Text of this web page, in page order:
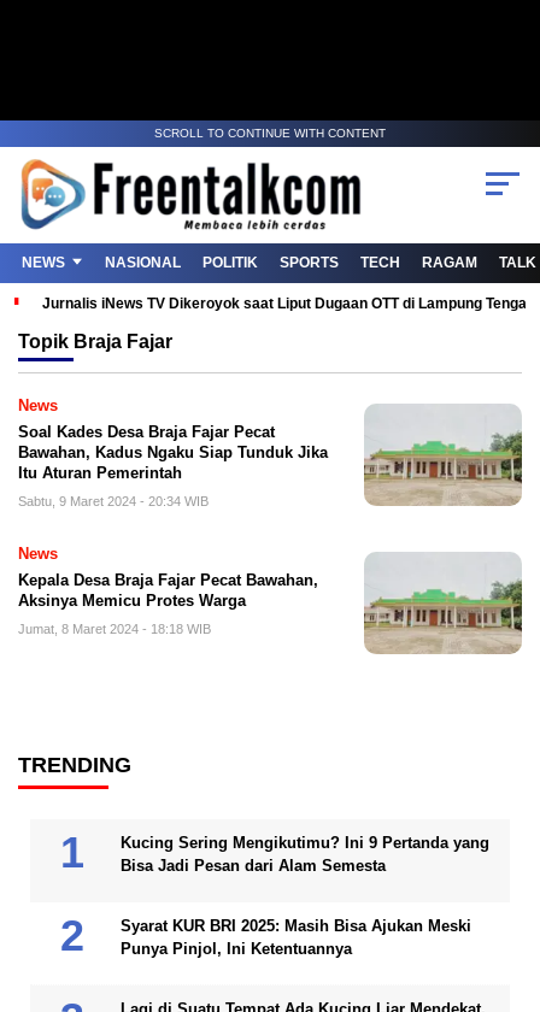
SCROLL TO CONTINUE WITH CONTENT
NEWS NASIONAL POLITIK SPORTS TECH RAGAM TALK
Jurnalis iNews TV Dikeroyok saat Liput Dugaan OTT di Lampung
Topik Braja Fajar
News
Soal Kades Desa Braja Fajar Pecat
Bawahan, Kadus Ngaku Siap Tunduk Jika
Itu Aturan Pemerintah
Sabtu, 9 Maret 2024 - 20:34 WIB
News
Kepala Desa Braja Fajar Pecat Bawahan,
Aksinya Memicu Protes Warga
Jumat, 8 Maret 2024 - 18:18 WIB
TRENDING
Kucing Sering Mengikutimu? Ini 9 Pertanda yang
Bisa Jadi Pesan dari Alam Semesta
Syarat KUR BRI 2025: Masih Bisa Ajukan Meski
Punya Pinjol, Ini Ketentuannya